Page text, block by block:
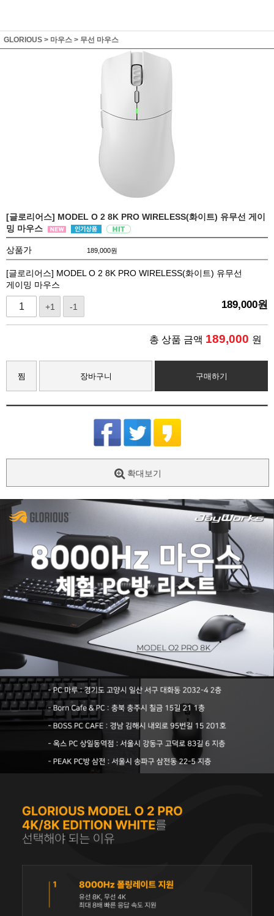
GLORIOUS > 마우스 > 무선 마우스
[글로리어스] MODEL O 2 8K PRO WIRELESS(화이트) 유무선 게이
밍 마우스
상품가 189,000원
[글로리어스] MODEL O 2 8K PRO WIRELESS(화이트) 유무선
게이밍 마우스
+1 -1 189,000원
총 상품 금액 189,000 원
찜 장바구니 구매하기
확대보기